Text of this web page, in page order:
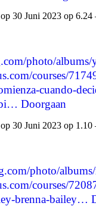
op 30 Juni 2023 op
photo/albums/
courses/
cuando-
Doorgaan
op 30 Juni 2023 op
photo/
courses/
brenna-bailey…